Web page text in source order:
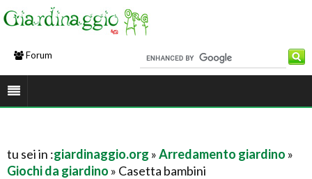
Forum
tu sei in :giardinaggio.org »Arredamento giardino »
Giochi da giardino » Casetta bambini